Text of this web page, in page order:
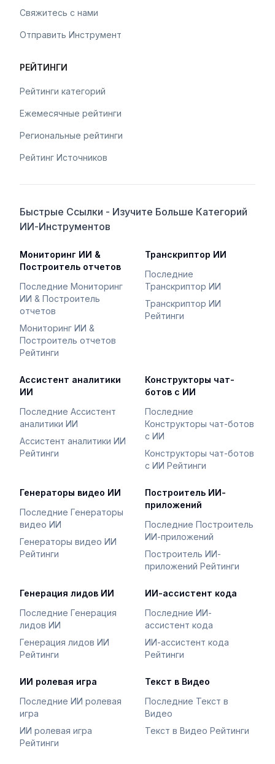
Свяжитесь с нами
Отправить Инструмент
РЕЙТИНГИ
Рейтинги категорий
Ежемесячные рейтинги
Региональные рейтинги
Рейтинг Источников
Быстрые Ссылки - Изучите Больше Категорий
ИИ-Инструментов
Мониторинг ИИ &
Построитель отчетов
Последние Мониторинг
ИИ & Построитель
отчетов
Мониторинг ИИ &
Построитель отчетов
Рейтинги
Транскриптор ИИ
Последние
Транскриптор ИИ
Транскриптор ИИ
Рейтинги
Ассистент аналитики
ИИ
Последние Ассистент
аналитики ИИ
Ассистент аналитики ИИ
Рейтинги
Конструкторы чат-
ботов с ИИ
Последние
Конструкторы чат-ботов
с ИИ
Конструкторы чат-ботов
с ИИ Рейтинги
Генераторы видео ИИ
Последние Генераторы
видео ИИ
Генераторы видео ИИ
Рейтинги
Построитель ИИ-
приложений
Последние Построитель
ИИ-приложений
Построитель ИИ-
приложений Рейтинги
Генерация лидов ИИ
Последние Генерация
лидов ИИ
Генерация лидов ИИ
Рейтинги
ИИ-ассистент кода
Последние ИИ-
ассистент кода
ИИ-ассистент кода
Рейтинги
ИИ ролевая игра
Последние ИИ ролевая
игра
ИИ ролевая игра
Рейтинги
Текст в Видео
Последние Текст в
Видео
Текст в Видео Рейтинги